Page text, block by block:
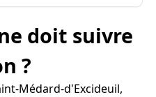
doit suivre
?
Médard-d'Excideuil,